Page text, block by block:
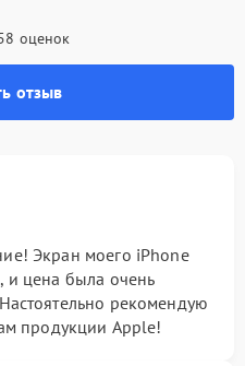
оценок
отзыв
Экран моего iPhone
и цена была очень
рекомендую
продукции Apple!